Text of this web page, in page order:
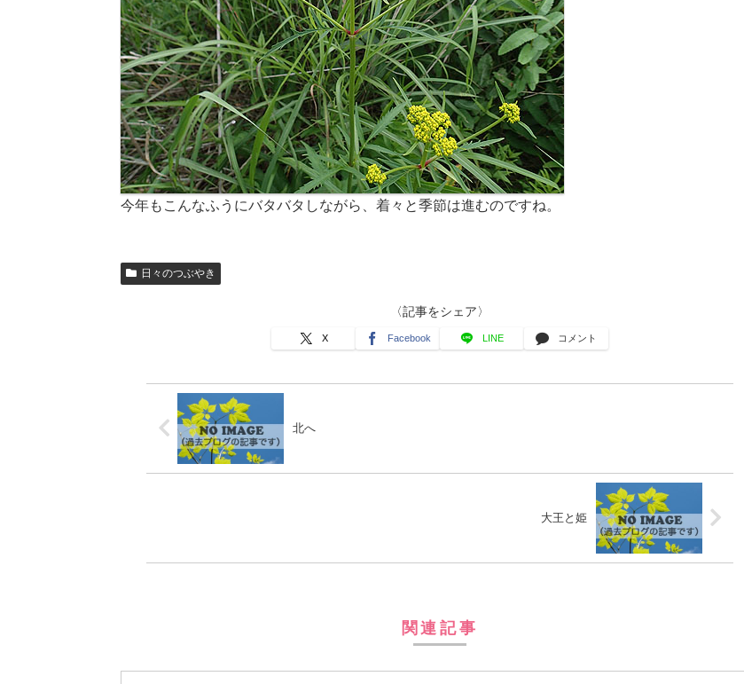
今年もこんなふうにバタバタしながら、着々と季節は進むのですね。
日々のつぶやき
〈記事をシェア〉
X Facebook LINE コメント
北へ
大王と姫
関連記事